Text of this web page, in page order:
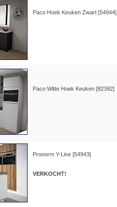
Paco Hoek Keuken Zwart [54944]
Paco Witte Hoek Keuken [82392]
Pronorm Y-Line [54943]
VERKOCHT!